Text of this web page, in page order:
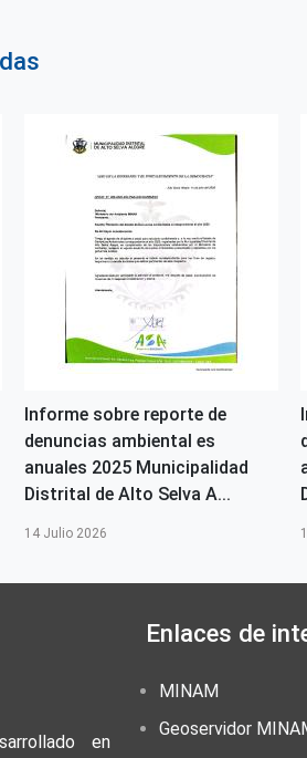
Informe sobre reporte de
denuncias ambiental es
anuales 2025 Municipalidad
Distrital de Alto Selva A...
14 Julio 2026
en
Enlaces de
MINAM
Geoservidor